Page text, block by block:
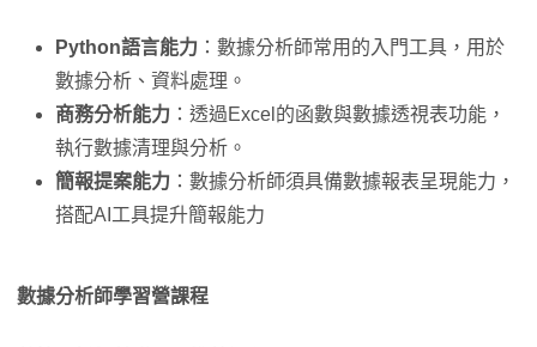
Python語言能力 ：數據分析師常用的入門工具，用於
數據分析、資料處理。
商務分析能力 ：透過Excel的函數與數據透視表功能，
執行數據清理與分析。
簡報提案能力 ：數據分析師須具備數據報表呈現能力，
搭配AI工具提升簡報能力
數據分析師學習營課程